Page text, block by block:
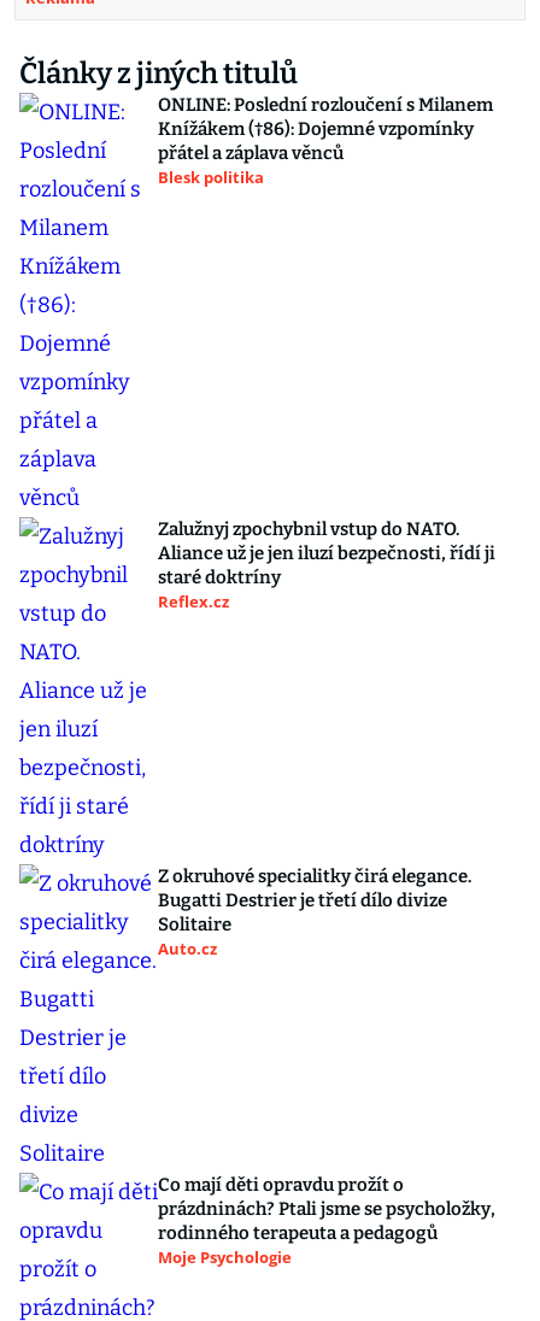
Články z jiných titulů
ONLINE: Poslední rozloučení s Milanem
Knížákem (†86): Dojemné vzpomínky
přátel a záplava věnců
Blesk politika
Zalužnyj zpochybnil vstup do NATO.
Aliance už je jen iluzí bezpečnosti, řídí ji
staré doktríny
Reflex.cz
Z okruhové specialitky čirá elegance.
Bugatti Destrier je třetí dílo divize
Solitaire
Auto.cz
Co mají děti opravdu prožít o
prázdninách? Ptali jsme se psycholožky,
rodinného terapeuta a pedagogů
Moje Psychologie